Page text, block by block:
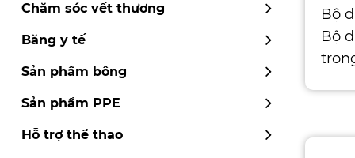
Chăm sóc vết thương
Băng y tế
Sản phẩm bông
Sản phẩm PPE
Hỗ trợ thể thao
Bộ
Bộ